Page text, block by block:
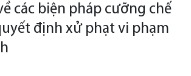
các biện pháp cưỡng chế
định xử phạt vi phạm